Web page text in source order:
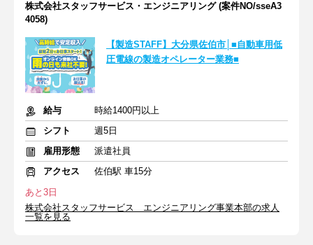
株式会社スタッフサービス・エンジニアリング (案件NO/sseA3
4058)
【製造STAFF】大分県佐伯市│■自動車用低
圧電線の製造オペレーター業務■
給与
時給1400円以上
シフト
週5日
雇用形態
派遣社員
アクセス
佐伯駅 車15分
あと3日
株式会社スタッフサービス エンジニアリング事業本部の求人
一覧を見る